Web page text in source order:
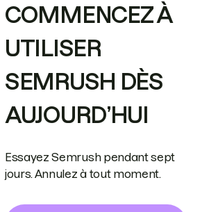
COMMENCEZ À
UTILISER
SEMRUSH DÈS
AUJOURD’HUI
Essayez Semrush pendant sept
jours. Annulez à tout moment.